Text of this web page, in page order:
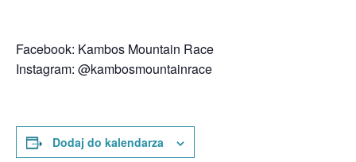
Facebook: Kambos Mountain Race
Instagram: @kambosmountainrace
Dodaj do kalendarza